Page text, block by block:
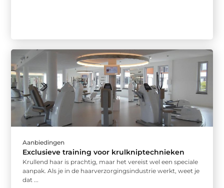
Aanbiedingen
Exclusieve training voor krulkniptechnieken
Krullend haar is prachtig, maar het vereist wel een speciale
aanpak. Als je in de haarverzorgingsindustrie werkt, weet je
dat ...